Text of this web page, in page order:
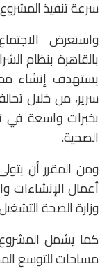
سرعة تنفيذ
واستعرض
سرير، من خلال
بخبرات واسعة في
الصحية.
ومن المقرر أن
أعمال الإنشاءات
وزارة الصحة
كما يشمل
مساحات للتوسع